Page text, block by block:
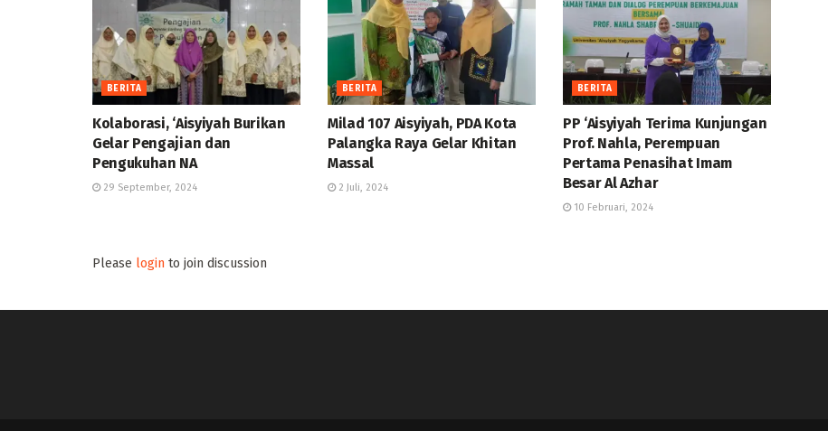
BERITA
Kolaborasi, ‘Aisyiyah Burikan
Gelar Pengajian dan
Pengukuhan NA
29 September, 2024
BERITA
Milad 107 Aisyiyah, PDA Kota
Palangka Raya Gelar Khitan
Massal
2 Juli, 2024
BERITA
PP ‘Aisyiyah Terima Kunjungan
Prof. Nahla, Perempuan
Pertama Penasihat Imam
Besar Al Azhar
10 Februari, 2024
Please login to join discussion